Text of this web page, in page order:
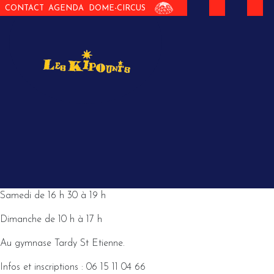
CONTACT AGENDA DOME-CIRCUS
Samedi de 16 h 30 à 19 h
Dimanche de 10 h à 17 h
Au gymnase Tardy St Etienne.
Infos et inscriptions : 06 15 11 04 66